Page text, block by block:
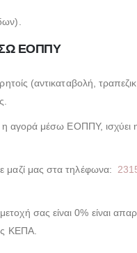
ΕΟΠΠΥ
(αντικαταβολή,
αγορά μέσω ΕΟΠΠΥ, ισχύει η
μας στα τηλέφωνα:
σας είναι 0% είναι
ΚΕΠΑ.